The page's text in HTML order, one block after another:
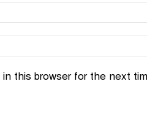
this browser for the next